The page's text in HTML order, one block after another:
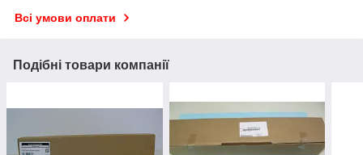
Всі умови оплати
Подібні товари компанії